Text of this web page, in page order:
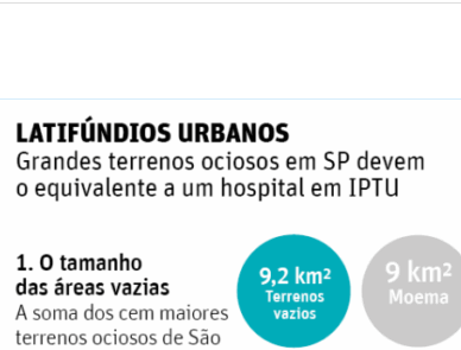
‘Latifúndios’
urbanos
São
devem
um
novo
hospital